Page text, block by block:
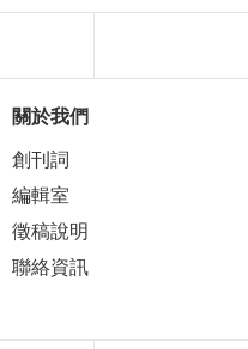
關於我們
創刊詞
編輯室
徵稿說明
聯絡資訊